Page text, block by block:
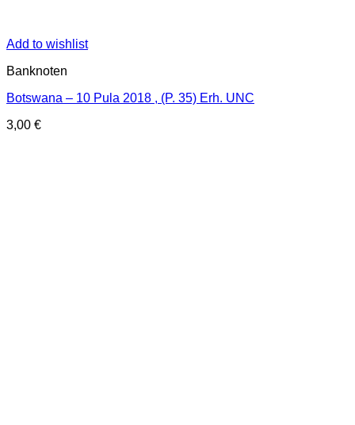
Add to wishlist
Banknoten
Botswana – 10 Pula 2018 , (P. 35) Erh. UNC
3,00 €